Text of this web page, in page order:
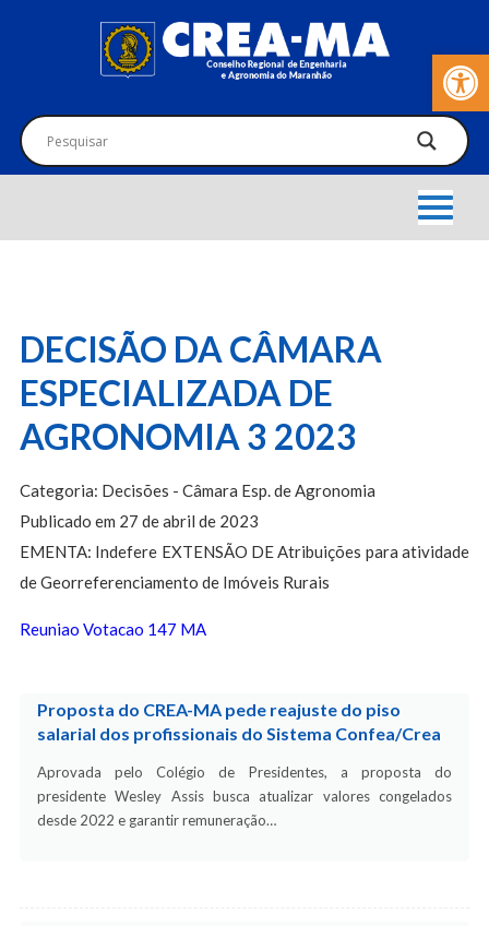
Barra de
DECISÃO DA CÂMARA
ESPECIALIZADA DE
AGRONOMIA 3 2023
Categoria: Decisões - Câmara Esp. de Agronomia
Publicado em 27 de abril de 2023
EMENTA: Indefere EXTENSÃO DE Atribuições para atividade
de Georreferenciamento de Imóveis Rurais
Reuniao Votacao 147 MA
Proposta do CREA-MA pede reajuste do piso
salarial dos profissionais do Sistema Confea/Crea
Aprovada pelo Colégio de Presidentes, a proposta do
presidente Wesley Assis busca atualizar valores congelados
desde 2022 e garantir remuneração…